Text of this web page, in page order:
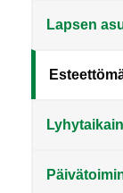
Lapsen